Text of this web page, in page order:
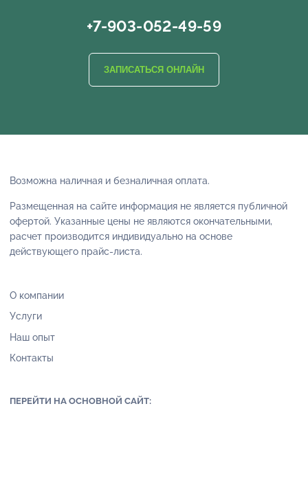
+7-903-052-49-59
ЗАПИСАТЬСЯ ОНЛАЙН
Возможна наличная и безналичная оплата.
Размещенная на сайте информация не является публичной
офертой. Указанные цены не являются окончательными,
расчет производится индивидуально на основе
действующего прайс-листа.
О компании
Услуги
Наш опыт
Контакты
ПЕРЕЙТИ НА ОСНОВНОЙ САЙТ: